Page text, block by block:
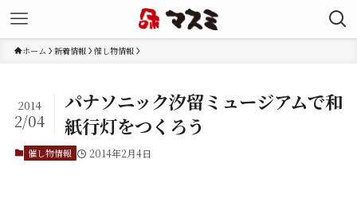
ホーム 新着情報 催し物情報
パナソニック汐留ミュージアムで和
紙行灯をつくろう
2014
2/04
催し物情報 2014年2月4日